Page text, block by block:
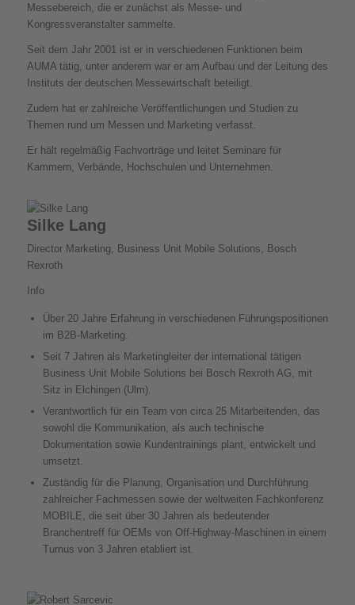
Messebereich, die er zunächst als Messe- und
Kongressveranstalter sammelte.
Seit dem Jahr 2001 ist er in verschiedenen Funktionen beim
AUMA tätig, unter anderem war er am Aufbau und der Leitung des
Instituts der deutschen Messewirtschaft beteiligt.
Zudem hat er zahlreiche Veröffentlichungen und Studien zu
Themen rund um Messen und Marketing verfasst.
Er hält regelmäßig Fachvorträge und leitet Seminare für
Kammern, Verbände, Hochschulen und Unternehmen.
Silke Lang
Director Marketing, Business Unit Mobile Solutions, Bosch
Rexroth
Info
Über 20 Jahre Erfahrung in verschiedenen Führungspositionen
im B2B-Marketing.
Seit 7 Jahren als Marketingleiter der international tätigen
Business Unit Mobile Solutions bei Bosch Rexroth AG, mit
Sitz in Elchingen (Ulm).
Verantwortlich für ein Team von circa 25 Mitarbeitenden, das
sowohl die Kommunikation, als auch technische
Dokumentation sowie Kundentrainings plant, entwickelt und
umsetzt.
Zuständig für die Planung, Organisation und Durchführung
zahlreicher Fachmessen sowie der weltweiten Fachkonferenz
MOBILE, die seit über 30 Jahren als bedeutender
Branchentreff für OEMs von Off-Highway-Maschinen in einem
Turnus von 3 Jahren etabliert ist.